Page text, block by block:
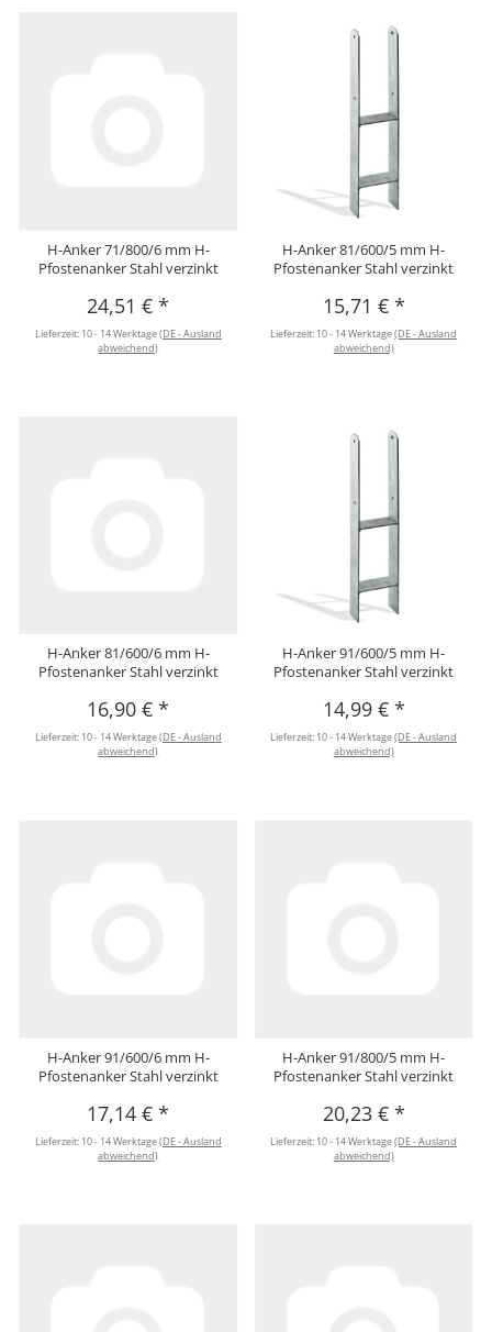
H-Anker 71/800/6 mm H-
Pfostenanker Stahl verzinkt
24,51 €*
Lieferzeit: 10 - 14 Werktage(DE - Ausland
abweichend)
H-Anker 81/600/5 mm H-
Pfostenanker Stahl verzinkt
15,71 € *
Lieferzeit: 10 - 14 Werktage(DE - Ausland
abweichend)
H-Anker 81/600/6 mm H-
Pfostenanker Stahl verzinkt
16,90 €*
Lieferzeit: 10 - 14 Werktage(DE - Ausland
abweichend)
H-Anker 91/600/5 mm H-
Pfostenanker Stahl verzinkt
14,99 € *
Lieferzeit: 10 - 14 Werktage(DE - Ausland
abweichend)
H-Anker 91/600/6 mm H-
Pfostenanker Stahl verzinkt
17,14 €*
Lieferzeit: 10 - 14 Werktage(DE - Ausland
abweichend)
H-Anker 91/800/5 mm H-
Pfostenanker Stahl verzinkt
20,23 € *
Lieferzeit: 10 - 14 Werktage(DE - Ausland
abweichend)